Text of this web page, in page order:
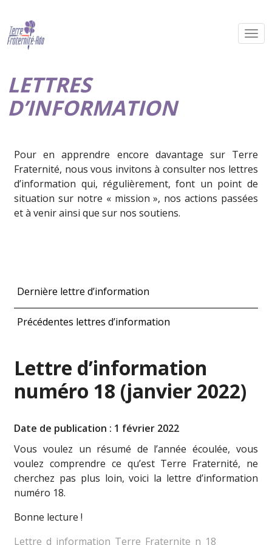
LETTRES
D’INFORMATION
Pour en apprendre encore davantage sur Terre
Fraternité, nous vous invitons à consulter nos lettres
d’information qui, régulièrement, font un point de
situation sur notre « mission », nos actions passées
et à venir ainsi que sur nos soutiens.
Dernière lettre d’information
Précédentes lettres d’information
Lettre d’information
numéro 18 (janvier 2022)
Date de publication : 1 février 2022
Vous voulez un résumé de l’année écoulée, vous
voulez comprendre ce qu’est Terre Fraternité, ne
cherchez pas plus loin, voici la lettre d’information
numéro 18.
Bonne lecture !
Lettre_d_information_Terre_Fraternite_n_18